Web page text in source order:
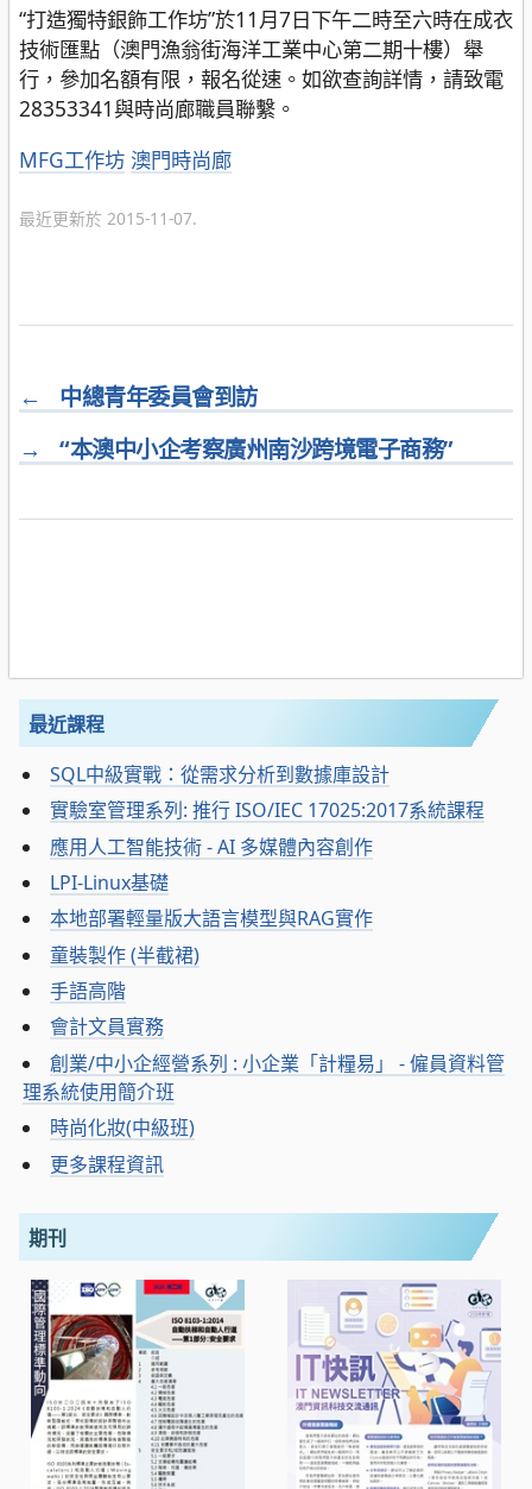
“打造獨特銀飾工作坊”於11月7日下午二時至六時在成衣
技術匯點（澳門漁翁街海洋工業中心第二期十樓）舉
行，參加名額有限，報名從速。如欲查詢詳情，請致電
28353341與時尚廊職員聯繫。
分
MFG工作坊 澳門時尚廊
最近更新於 2015-11-07.
←
中總青年委員會到訪
→
“本澳中小企考察廣州南沙跨境電子商務”
最近課程
SQL中級實戰：從需求分析到數據庫設計
實驗室管理系列: 推行 ISO/IEC 17025:2017系統課程
應用人工智能技術 - AI 多媒體內容創作
LPI-Linux基礎
本地部署輕量版大語言模型與RAG實作
童裝製作 (半截裙)
手語高階
會計文員實務
創業/中小企經營系列 : 小企業「計糧易」 - 僱員資料管
理系統使用簡介班
時尚化妝(中級班)
更多課程資訊
期刊